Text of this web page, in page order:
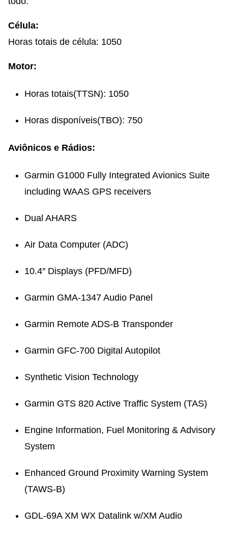
Célula:
Horas totais de célula: 1050
Motor:
Horas totais(TTSN): 1050
Horas disponíveis(TBO): 750
Aviônicos e Rádios:
Garmin G1000 Fully Integrated Avionics Suite
including WAAS GPS receivers
Dual AHARS
Air Data Computer (ADC)
10.4″ Displays (PFD/MFD)
Garmin GMA-1347 Audio Panel
Garmin Remote ADS-B Transponder
Garmin GFC-700 Digital Autopilot
Synthetic Vision Technology
Garmin GTS 820 Active Traffic System (TAS)
Engine Information, Fuel Monitoring & Advisory
System
Enhanced Ground Proximity Warning System
(TAWS-B)
GDL-69A XM WX Datalink w/XM Audio